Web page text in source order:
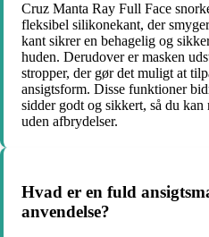
Cruz Manta Ray Full Face
fleksibel silikonekant, der
kant sikrer en behagelig og
huden. Derudover er masken
stropper, der gør det muligt at
ansigtsform. Disse funktioner
sidder godt og sikkert, så du
uden afbrydelser.
Hvad er en fuld
anvendelse?